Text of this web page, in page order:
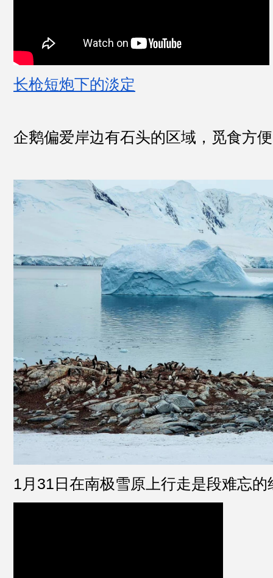
长枪短炮下的淡定
企鹅偏爱岸边有石头的区域，觅食方
1月31日在南极雪原上行走是段难忘的